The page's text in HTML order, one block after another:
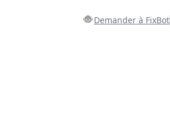
Demander à FixBot